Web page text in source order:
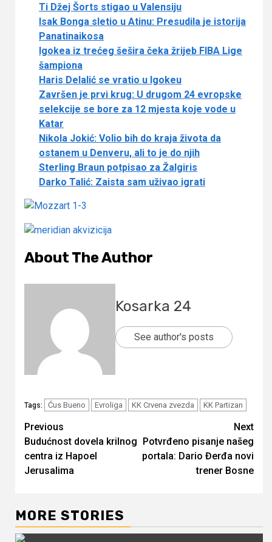
Ti Džej Šorts stigao u Valensiju
Isak Bonga sletio u Atinu: Presudila je istorija
Panatinaikosa
Igokea iz trećeg šešira čeka žrijeb FIBA Lige
šampiona
Haris Delalić se vratio u Igokeu
Završen je prvi krug: U drugom 24 evropske
selekcije se bore za 12 mjesta koje vode u
Katar
Nikola Jokić: Volio bih do kraja života da
ostanem u Denveru, ali to je do njih
Sterling Braun potpisao za Žalgiris
Darko Talić: Zaista sam uživao igrati
About The Author
Kosarka 24
See author's posts
Tags: Ćus Bueno Evroliga KK Crvena zvezda KK Partizan
Continue
Reading
Previous
Budućnost dovela krilnog
centra iz Hapoel
Jerusalima
Next
Potvrđeno pisanje našeg
portala: Dario Đerđa novi
trener Bosne
MORE STORIES